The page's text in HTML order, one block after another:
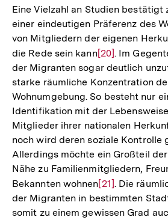
Eine Vielzahl an Studien bestätigt
einer eindeutigen Präferenz des
von Mitgliedern der eigenen
die Rede sein kannZur
Auflösung
der
Fußnote
[20]. Im
der Migranten sogar deutlich
starke räumliche Konzentration
Wohnumgebung. So besteht nur
Identifikation mit der
Mitglieder ihrer nationalen
noch wird deren soziale Kontrolle
Allerdings möchte ein Großteil
Nähe zu Familienmitgliedern,
Bekannten wohnenZur
Auflösung
der
[21]. Die
der Migranten in bestimmten
somit zu einem gewissen Grad